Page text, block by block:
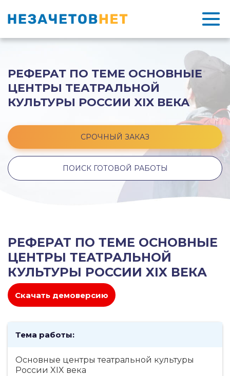
РЕФЕРАТ ПО ТЕМЕ ОСНОВНЫЕ
ЦЕНТРЫ ТЕАТРАЛЬНОЙ
КУЛЬТУРЫ РОССИИ XIX ВЕКА
СРОЧНЫЙ ЗАКАЗ
ПОИСК ГОТОВОЙ РАБОТЫ
РЕФЕРАТ ПО ТЕМЕ ОСНОВНЫЕ
ЦЕНТРЫ ТЕАТРАЛЬНОЙ
КУЛЬТУРЫ РОССИИ XIX ВЕКА
Скачать демоверсию
Тема работы:
Основные центры театральной культуры
России XIX века